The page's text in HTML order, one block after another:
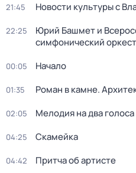
21:45 Новости культуры с
22:25
Юрий Башмет и
симфонический
00:05 Начало
01:35 Роман в камне.
02:05 Мелодия на два голоса
04:25 Скамейка
04:42 Притча об артисте